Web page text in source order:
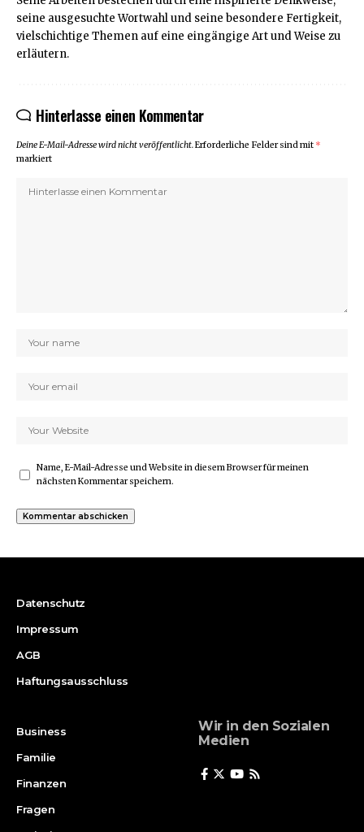
seine ausgesuchte Wortwahl und seine besondere Fertigkeit,
vielschichtige Themen auf eine eingängige Art und Weise zu
erläutern.
Hinterlasse einen Kommentar
Deine E-Mail-Adresse wird nicht veröffentlicht.Erforderliche Felder sind mit *
markiert
Name, E-Mail-Adresse und Website in diesem Browser für meinen
nächsten Kommentar speichern.
Datenschutz
Impressum
AGB
Haftungsausschluss
Business
Familie
Finanzen
Fragen
Wir in den Sozialen
Medien